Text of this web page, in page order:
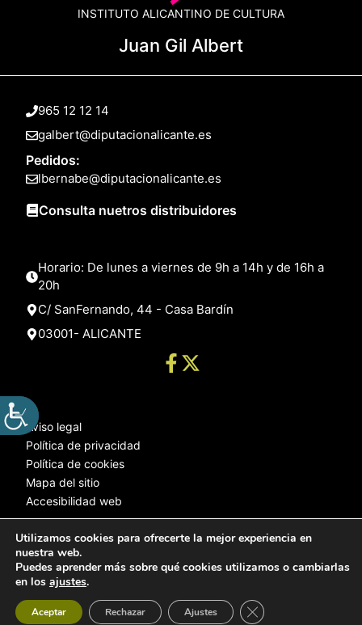
INSTITUTO ALICANTINO DE CULTURA
Juan Gil Albert
965 12 12 14
galbert@diputacionalicante.es
Pedidos:
lbernabe@diputacionalicante.es
Consulta nuetros distribuidores
Horario: De lunes a viernes de 9h a 14h y de 16h a
20h
C/ SanFernando, 44 - Casa Bardín
03001- ALICANTE
Aviso legal
Política de privacidad
Política de cookies
Mapa del sitio
Accesibilidad web
© 2025 Web desarrollada por el Servicio de Informática de Diputación
Utilizamos cookies para ofrecerte la mejor experiencia en
nuestra web.
Puedes aprender más sobre qué cookies utilizamos o cambiarlas
en los ajustes.
Aceptar Rechazar Ajustes Cerrar el banner de